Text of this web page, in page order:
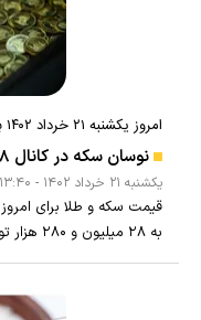
امروز یکشنبه ۲۱ خرداد ۱۴۰۲ بازارسکه و طلا تهران نشان داد؛
نوسان سکه در کانال ۲۸ میلیون تومان
يکشنبه ۲۱ خرداد ۱۴۰۲ - ۱۳:۴۰
قیمت سکه و طلا برای
به ۲۸ میلیون و ۲۸۰ هزار تومان رسید.